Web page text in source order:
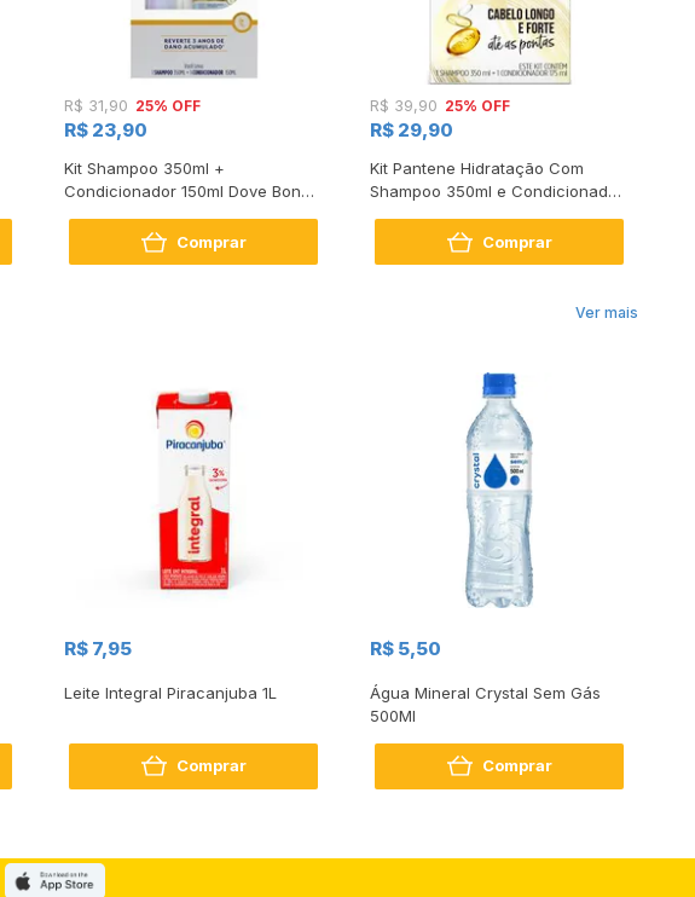
R$ 31,90 25% OFF
R$ 23,90
Kit Shampoo 350ml +
Condicionador 150ml Dove Bond
Intense Repair
Comprar
R$ 39,90 25% OFF
R$ 29,90
Kit Pantene Hidratação Com
Shampoo 350ml e Condicionador
175ml
Comprar
Ver mais
R$ 7,95
Leite Integral Piracanjuba 1L
Comprar
R$ 5,50
Água Mineral Crystal Sem Gás
500Ml
Comprar